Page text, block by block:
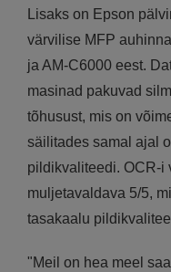
Lisaks on Epson
värvilise MFP
ja AM-C6000 eest.
masinad pakuvad
tõhusust, mis on
säilitades samal ajal
pildikvaliteedi. OCR-i
muljetavaldava 5/5,
tasakaalu
"Meil on hea meel